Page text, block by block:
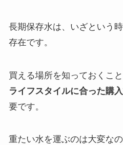
長期保存水は、いざという
存在です。
買える場所を知っておくこと
ライフスタイルに合った購
要です。
重たい水を運ぶのは大変な